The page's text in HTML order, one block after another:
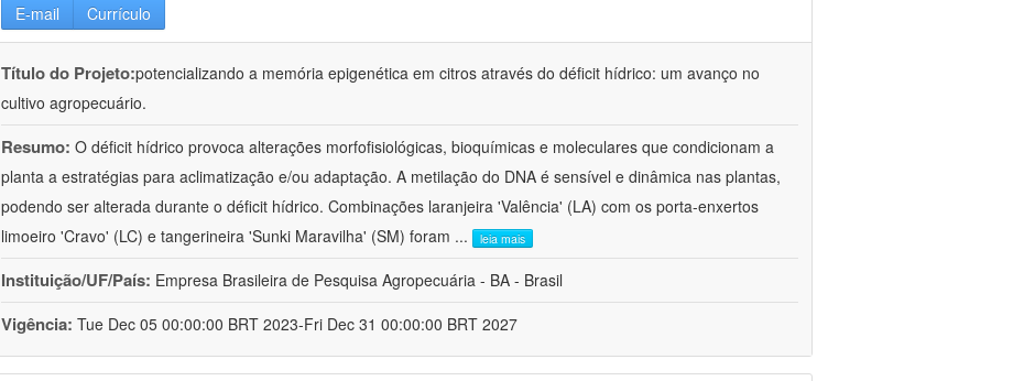
E-mail Currículo
Título do Projeto:potencializando a memória epigenética em citros através do déficit hídrico: um avanço no
cultivo agropecuário.
Resumo: O déficit hídrico provoca alterações morfofisiológicas, bioquímicas e moleculares que condicionam a
planta a estratégias para aclimatização e/ou adaptação. A metilação do DNA é sensível e dinâmica nas plantas,
podendo ser alterada durante o déficit hídrico. Combinações laranjeira 'Valência' (LA) com os porta-enxertos
limoeiro 'Cravo' (LC) e tangerineira 'Sunki Maravilha' (SM) foram ... leia mais
Instituição/UF/País: Empresa Brasileira de Pesquisa Agropecuária - BA - Brasil
Vigência: Tue Dec 05 00:00:00 BRT 2023-Fri Dec 31 00:00:00 BRT 2027